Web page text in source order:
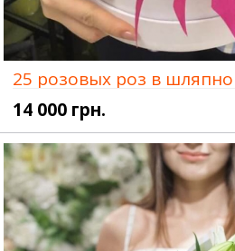
25 розовых роз в
14 000 грн.